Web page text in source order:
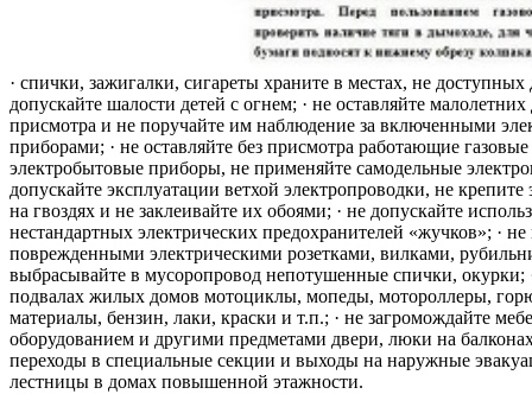
· спички, зажигалки, сигареты храните в местах, не доступных
допускайте шалости детей с огнем; · не оставляйте малолетних
присмотра и не поручайте им наблюдение за включенными
приборами; · не оставляйте без присмотра работающие
электробытовые приборы, не применяйте самодельные
допускайте эксплуатации ветхой электропроводки, не крепите
на гвоздях и не заклеивайте их обоями; · не допускайте
нестандартных электрических предохранителей «жучков»; · не
поврежденными электрическими розетками, вилками,
выбрасывайте в мусоропровод непотушенные спички, окурки;
подвалах жилых домов мотоциклы, мопеды, мотороллеры,
материалы, бензин, лаки, краски и т.п.; · не загромождайте
оборудованием и другими предметами двери, люки на
переходы в специальные секции и выходы на наружные
лестницы в домах повышенной этажности.